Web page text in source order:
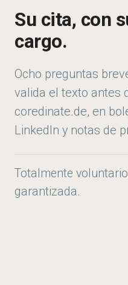
Su cita, con
cargo.
Ocho preguntas
valida el texto antes
coredinate.de, en
LinkedIn y notas de
Totalmente
garantizada.